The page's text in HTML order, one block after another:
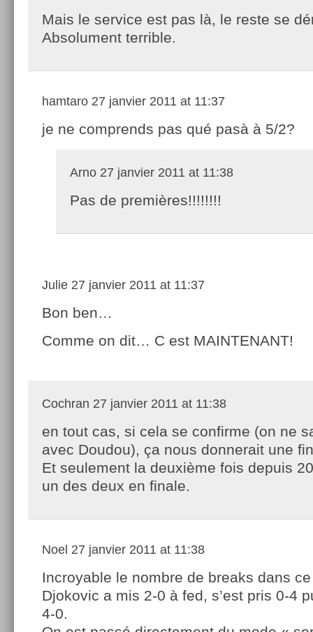
Mais le service est pas là, le reste se
Absolument terrible.
hamtaro 27 janvier 2011 at 11:37
je ne comprends pas qué pasà à 5/2?
Arno 27 janvier 2011 at 11:38
Pas de premières!!!!!!!!
Julie 27 janvier 2011 at 11:37
Bon ben…
Comme on dit… C est MAINTENANT!
Cochran 27 janvier 2011 at 11:38
en tout cas, si cela se confirme (on ne
avec Doudou), ça nous donnerait une
Et seulement la deuxième fois depuis
un des deux en finale.
Noel 27 janvier 2011 at 11:38
Incroyable le nombre de breaks dans
Djokovic a mis 2-0 à fed, s’est pris 0-4
4-0.